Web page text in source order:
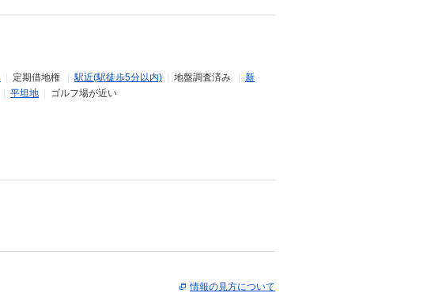
定期借地権 駅近(駅徒歩5分以内) 地盤調査済み
新
平坦地 ゴルフ場が近い
情報の見方について